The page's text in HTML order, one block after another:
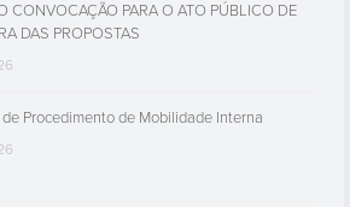
CONVOCAÇÃO PARA O ATO PÚBLICO DE
DAS PROPOSTAS
Procedimento de Mobilidade Interna